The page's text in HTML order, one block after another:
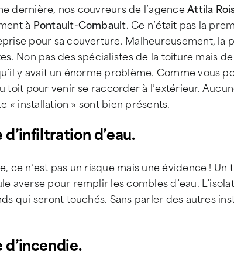
dernière, nos couvreurs de l’agenceAttila
à Pontault-Combault.Ce n’était pas la
pour sa couverture. Malheureusement, la
Non pas des spécialistes de la toiture mais
y avait un énorme problème. Comme vous
toit pour venir se raccorder à l’extérieur.
« installation » sont bien présents.
d’infiltration d’eau.
ce n’est pas un risque mais une évidence !
averse pour remplir les combles d’eau.
qui seront touchés. Sans parler des autres
d’incendie.